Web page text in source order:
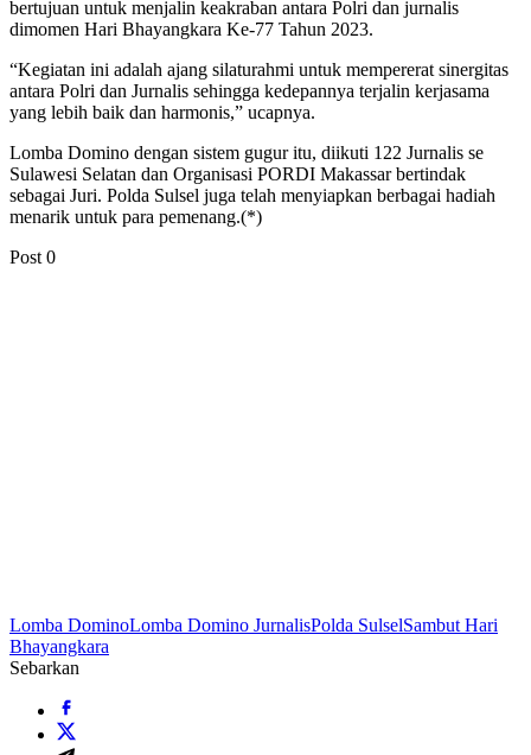
bertujuan untuk menjalin keakraban antara Polri dan jurnalis
dimomen Hari Bhayangkara Ke-77 Tahun 2023.
“Kegiatan ini adalah ajang silaturahmi untuk mempererat sinergitas
antara Polri dan Jurnalis sehingga kedepannya terjalin kerjasama
yang lebih baik dan harmonis,” ucapnya.
Lomba Domino dengan sistem gugur itu, diikuti 122 Jurnalis se
Sulawesi Selatan dan Organisasi PORDI Makassar bertindak
sebagai Juri. Polda Sulsel juga telah menyiapkan berbagai hadiah
menarik untuk para pemenang.(*)
Post 0
Lomba DominoLomba Domino JurnalisPolda SulselSambut Hari
Bhayangkara
Sebarkan